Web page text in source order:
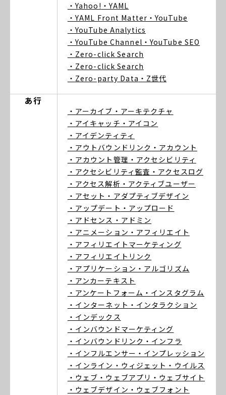
・Yahoo! ・YAML
・YAML Front Matter ・YouTube
・YouTube Analytics
・YouTube Channel ・YouTube SEO
・Zero-click Search
・Zero-click Search
・Zero-party Data ・Z世代
あ行
・アーカイブ ・アーキテクチャ
・アイキャッチ ・アイコン
・アイデンティティ
・アウトバウンドリンク ・アカウント
・アカウント管理 ・アクセシビリティ
・アクセシビリティ監査 ・アクセスログ
・アクセス解析 ・アクティブユーザー
・アセット ・アダプティブデザイン
・アップデート ・アップロード
・アドセンス ・アドミン
・アニメーション ・アフィリエイト
・アフィリエイトマーケティング
・アフィリエイトリンク
・アプリケーション ・アルゴリズム
・アンカーテキスト
・アンケートフォーム ・インスタグラム
・インターネット ・インタラクション
・インデックス
・インバウンドマーケティング
・インバウンドリンク ・インフラ
・インフルエンサー ・インプレッション
・インライン ・ウィジェット ・ウイルス
・ウェブ ・ウェブアプリ ・ウェブサイト
・ウェブデザイン ・ウェブフォント